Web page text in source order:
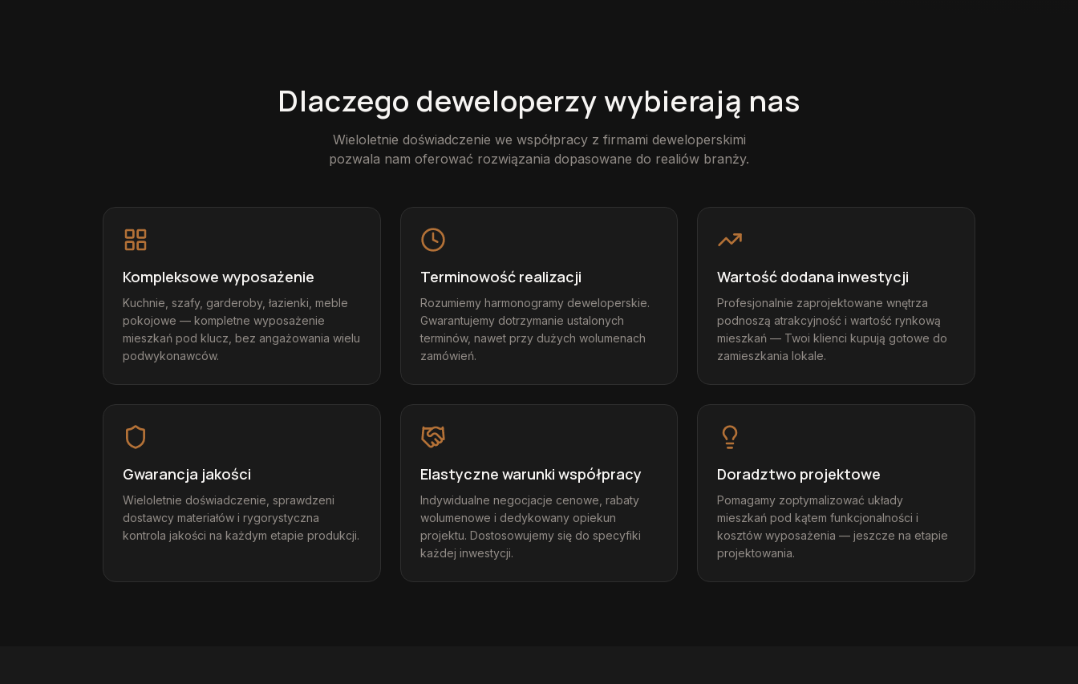
Dlaczego deweloperzy wybierają nas
Wieloletnie doświadczenie we współpracy z firmami deweloperskimi
pozwala nam oferować rozwiązania dopasowane do realiów branży.
Kompleksowe wyposażenie
Kuchnie, szafy, garderoby, łazienki, meble
pokojowe — kompletne wyposażenie
mieszkań pod klucz, bez angażowania wielu
podwykonawców.
Terminowość realizacji
Rozumiemy harmonogramy deweloperskie.
Gwarantujemy dotrzymanie ustalonych
terminów, nawet przy dużych wolumenach
zamówień.
Wartość dodana inwestycji
Profesjonalnie zaprojektowane wnętrza
podnoszą atrakcyjność i wartość rynkową
mieszkań — Twoi klienci kupują gotowe do
zamieszkania lokale.
Gwarancja jakości
Wieloletnie doświadczenie, sprawdzeni
dostawcy materiałów i rygorystyczna
kontrola jakości na każdym etapie produkcji.
Elastyczne warunki współpracy
Indywidualne negocjacje cenowe, rabaty
wolumenowe i dedykowany opiekun
projektu. Dostosowujemy się do specyfiki
każdej inwestycji.
Doradztwo projektowe
Pomagamy zoptymalizować układy
mieszkań pod kątem funkcjonalności i
kosztów wyposażenia — jeszcze na etapie
projektowania.